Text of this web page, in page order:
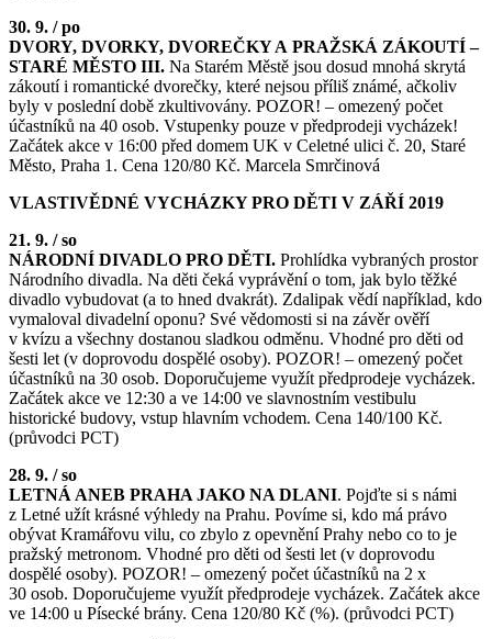
30. 9. / po
DVORY, DVORKY, DVOREČKY A PRAŽSKÁ ZÁKOUTÍ –
STARÉ MĚSTO III. Na Starém Městě jsou dosud mnohá skrytá
zákoutí i romantické dvorečky, které nejsou příliš známé, ačkoliv
byly v poslední době zkultivovány. POZOR! – omezený počet
účastníků na 40 osob. Vstupenky pouze v předprodeji vycházek!
Začátek akce v 16:00 před domem UK v Celetné ulici č. 20, Staré
Město, Praha 1. Cena 120/80 Kč. Marcela Smrčinová
VLASTIVĚDNÉ VYCHÁZKY PRO DĚTI V ZÁŘÍ 2019
21. 9. / so
NÁRODNÍ DIVADLO PRO DĚTI. Prohlídka vybraných prostor
Národního divadla. Na děti čeká vyprávění o tom, jak bylo těžké
divadlo vybudovat (a to hned dvakrát). Zdalipak vědí například, kdo
vymaloval divadelní oponu? Své vědomosti si na závěr ověří
v kvízu a všechny dostanou sladkou odměnu. Vhodné pro děti od
šesti let (v doprovodu dospělé osoby). POZOR! – omezený počet
účastníků na 30 osob. Doporučujeme využít předprodeje vycházek.
Začátek akce ve 12:30 a ve 14:00 ve slavnostním vestibulu
historické budovy, vstup hlavním vchodem. Cena 140/100 Kč.
(průvodci PCT)
28. 9. / so
LETNÁ ANEB PRAHA JAKO NA DLANI. Pojďte si s námi
z Letné užít krásné výhledy na Prahu. Povíme si, kdo má právo
obývat Kramářovu vilu, co zbylo z opevnění Prahy nebo co to je
pražský metronom. Vhodné pro děti od šesti let (v doprovodu
dospělé osoby). POZOR! – omezený počet účastníků na 2 x
30 osob. Doporučujeme využít předprodeje vycházek. Začátek akce
ve 14:00 u Písecké brány. Cena 120/80 Kč (%). (průvodci PCT)